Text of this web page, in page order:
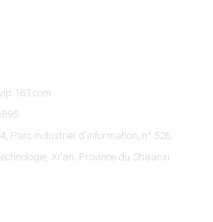
Parc industriel d'information, n° 526,
Xi'an, Province du Shaanxi